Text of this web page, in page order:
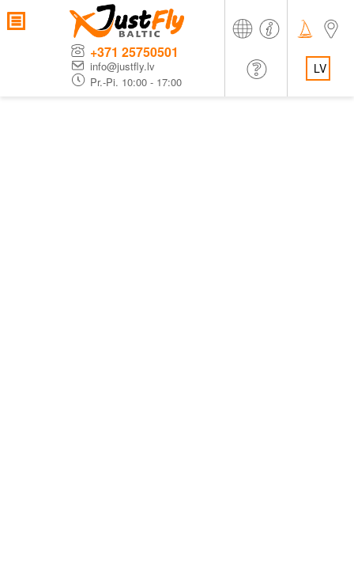
+371 25750501
info@justfly.lv
Pr.-Pi. 10:00 - 17:00
LV